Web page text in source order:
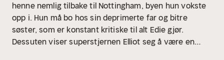
henne nemlig tilbake til Nottingham, byen hun vokste
opp i. Hun må bo hos sin deprimerte far og bitre
søster, som er konstant kritiske til alt Edie gjør.
Dessuten viser superstjernen Elliot seg å være en